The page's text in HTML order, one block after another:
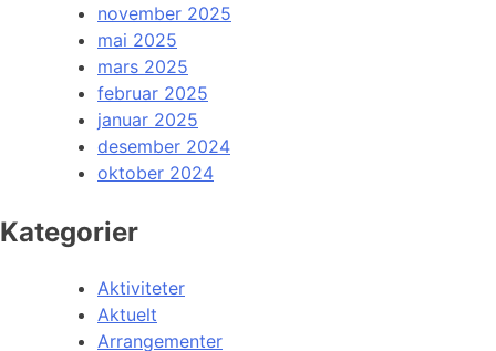
november 2025
mai 2025
mars 2025
februar 2025
januar 2025
desember 2024
oktober 2024
Kategorier
Aktiviteter
Aktuelt
Arrangementer